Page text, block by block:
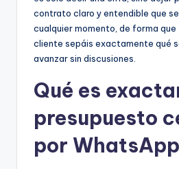
contrato claro y entendible que
cualquier momento, de forma
cliente sepáis exactamente qué
avanzar sin discusiones.
Qué es
presupuesto
por WhatsApp